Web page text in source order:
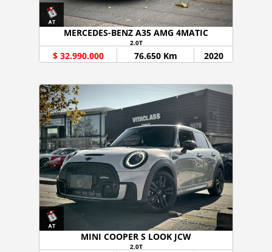
MERCEDES-BENZ A35 AMG 4MATIC
2.0T
$ 32.990.000 76.650 Km 2020
MINI COOPER S LOOK JCW
2.0T